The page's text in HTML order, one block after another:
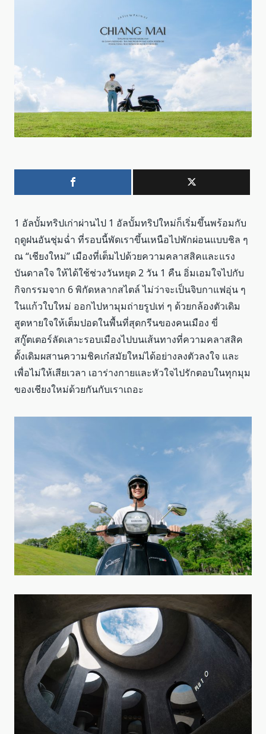
1 อัลบั้มทริปเก่าผ่านไป 1 อัลบั้มทริปใหม่ก็เริ่มขึ้นพร้อมกับ
ฤดูฝนอันชุ่มฉ่ำ ที่รอบนี้พัดเราขึ้นเหนือไปพักผ่อนแบบชิล ๆ
ณ “เชียงใหม่” เมืองที่เต็มไปด้วยความคลาสสิคและแรง
บันดาลใจ ให้ได้ใช้ช่วงวันหยุด 2 วัน 1 คืน อิ่มเอมใจไปกับ
กิจกรรมจาก 6 พิกัดหลากสไตล์ ไม่ว่าจะเป็นจิบกาแฟอุ่น ๆ
ในแก้วใบใหม่ ออกไปหามุมถ่ายรูปเท่ ๆ ด้วยกล้องตัวเดิม
สูดหายใจให้เต็มปอดในพื้นที่สุดกรีนของคนเมือง ขี่
สกู๊ตเตอร์ลัดเลาะรอบเมืองไปบนเส้นทางที่ความคลาสสิค
ดั้งเดิมผสานความชิคเก๋สมัยใหม่ได้อย่างลงตัวลงใจ และ
เพื่อไม่ให้เสียเวลา เอาร่างกายและหัวใจไปรักตอบในทุกมุม
ของเชียงใหม่ด้วยกันกับเราเถอะ